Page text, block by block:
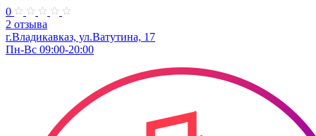
0
2 отзыва
г.Владикавказ, ​ул.Ватутина, 17
Пн-Вс 09:00-20:00